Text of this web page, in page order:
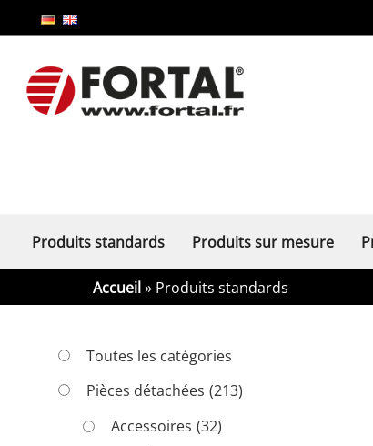
Produits standards Produits sur mesure
Accueil» Produits standards
Toutes les catégories
Pièces détachées (213)
Accessoires (32)